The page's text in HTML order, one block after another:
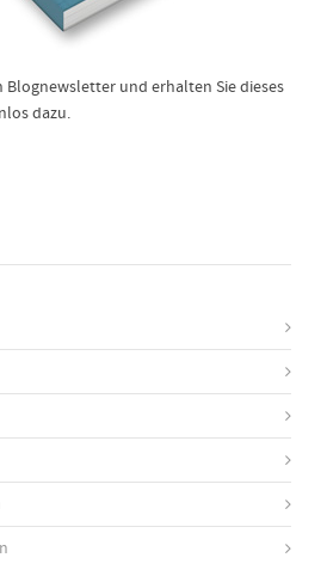
Blognewsletter und erhalten Sie dieses
dazu.